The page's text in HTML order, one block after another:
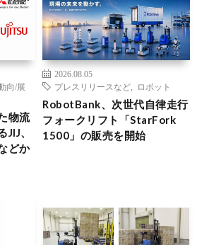
向/展
物流
、
どか
2026.08.05
プレスリリースなど
ロボット
RobotBank、次世代自律走行
フォークリフト「StarFork
1500」の販売を開始